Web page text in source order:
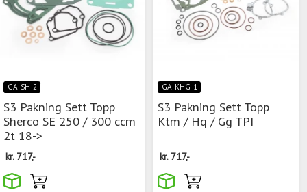
GA-SH-2
S3 Pakning Sett Topp
Sherco SE 250 / 300 ccm
2t 18->
kr. 717,-
GA-KHG-1
S3 Pakning Sett Topp
Ktm / Hq / Gg TPI
kr. 717,-